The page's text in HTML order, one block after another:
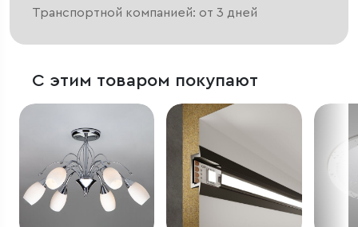
Транспортной компанией: от 3 дней
С этим товаром покупают